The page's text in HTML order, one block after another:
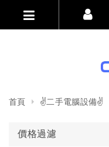
首頁 ✌️二手電腦設備✌️
價格過濾